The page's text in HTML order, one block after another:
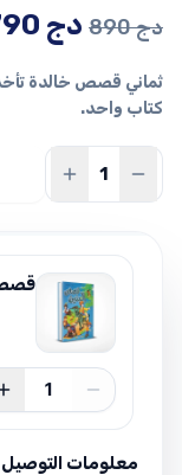
890دج
السعر
هو:
890 دج.
دج
ثماني قصص خالدة
كتاب واحد.
قصص
1
معلومات التوصيل